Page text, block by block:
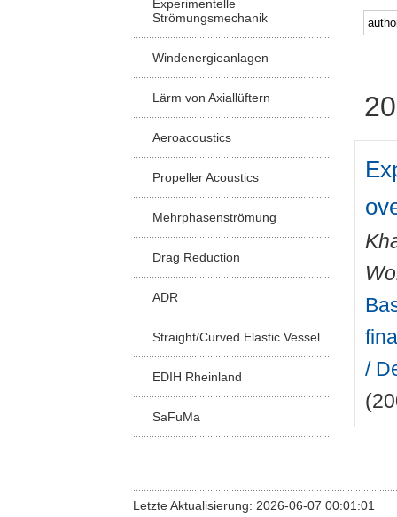
Experimentelle
Strömungsmechanik
Windenergieanlagen
Lärm von Axiallüftern
Aeroacoustics
Propeller Acoustics
Mehrphasenströmung
Drag Reduction
ADR
Straight/Curved Elastic Vessel
EDIH Rheinland
SaFuMa
/
Letzte Aktualisierung: 2026-06-07 00:01:01